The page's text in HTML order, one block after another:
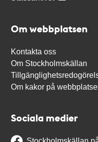
Om webbplatsen
Kontakta oss
Om Stockholmskällan
Om kakor på
Sociala medier